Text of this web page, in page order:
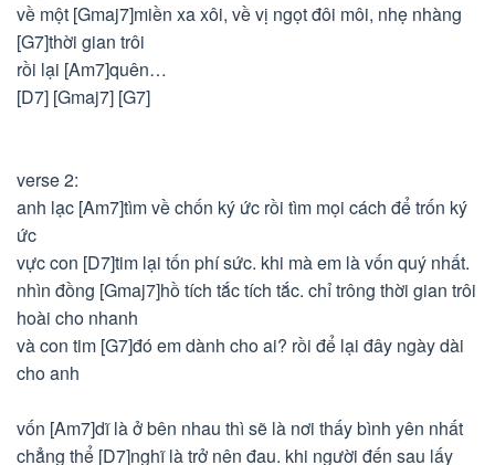
về một [Gmaj7]miền xa xôi, về vị ngọt đôi môi, nhẹ nhàng
[G7]thời gian trôi
rồi lại [Am7]quên…
[D7] [Gmaj7] [G7]
verse 2:
anh lạc [Am7]tìm về chốn ký ức rồi tìm mọi cách để trốn ký
ức
vực con [D7]tim lại tốn phí sức. khi mà em là vốn quý nhất.
nhìn đồng [Gmaj7]hồ tích tắc tích tắc. chỉ trông thời gian trôi
hoài cho nhanh
và con tim [G7]đó em dành cho ai? rồi để lại đây ngày dài
cho anh
vốn [Am7]dĩ là ở bên nhau thì sẽ là nơi thấy bình yên nhất
chẳng thể [D7]nghĩ là trở nên đau. khi người đến sau lấy